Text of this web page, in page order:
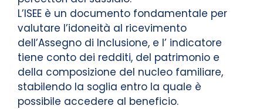
L’ISEE è un documento fondamentale per
valutare l’idoneità al ricevimento
dell’Assegno di Inclusione, e l’ indicatore
tiene conto dei redditi, del patrimonio e
della composizione del nucleo familiare,
stabilendo la soglia entro la quale è
possibile accedere al beneficio.